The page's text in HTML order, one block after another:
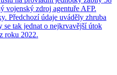
vojenský zdroj agentuře AFP.
Předchozí údaje uváděly zhruba
tak jednat o nejkrvavější útok
roku 2022.